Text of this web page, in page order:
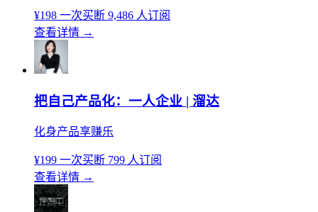
¥198 一次买断 9,486 人订阅
查看详情 →
把自己产品化：一人企业 | 溜达
化身产品享赚乐
¥199 一次买断 799 人订阅
查看详情 →